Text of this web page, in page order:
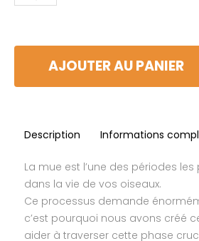
AJOUTER AU PANIER
Description Informations
La mue est l’une des périodes
dans la vie de vos oiseaux.
Ce processus demande
c’est pourquoi nous avons créé
aider à traverser cette phase